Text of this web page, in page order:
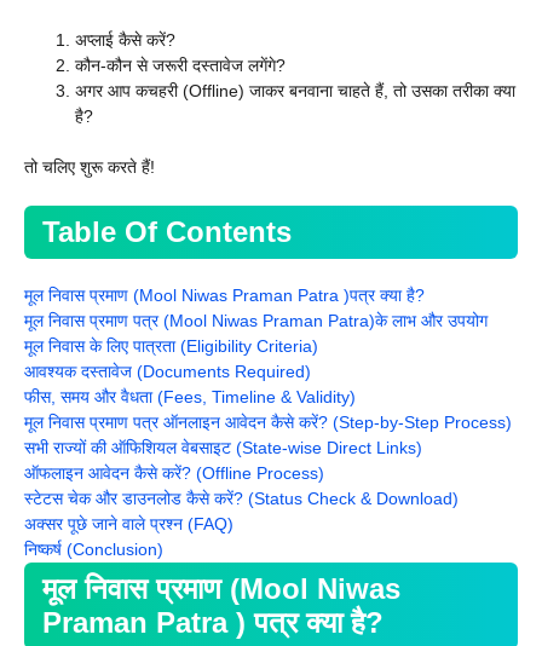
अप्लाई कैसे करें?
कौन-कौन से जरूरी दस्तावेज लगेंगे?
अगर आप कचहरी (Offline) जाकर बनवाना चाहते हैं, तो उसका तरीका क्या
है?
तो चलिए शुरू करते हैं!
Table Of Contents
मूल निवास प्रमाण (Mool Niwas Praman Patra )पत्र क्या है?
मूल निवास प्रमाण पत्र (Mool Niwas Praman Patra)के लाभ और उपयोग
मूल निवास के लिए पात्रता (Eligibility Criteria)
आवश्यक दस्तावेज (Documents Required)
फीस, समय और वैधता (Fees, Timeline & Validity)
मूल निवास प्रमाण पत्र ऑनलाइन आवेदन कैसे करें? (Step-by-Step Process)
सभी राज्यों की ऑफिशियल वेबसाइट (State-wise Direct Links)
ऑफलाइन आवेदन कैसे करें? (Offline Process)
स्टेटस चेक और डाउनलोड कैसे करें? (Status Check & Download)
अक्सर पूछे जाने वाले प्रश्न (FAQ)
निष्कर्ष (Conclusion)
मूल निवास प्रमाण (Mool Niwas
Praman Patra) पत्र क्या है?